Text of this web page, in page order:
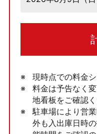
現時点での料金
料金は予告なく
地看板をご確認く
駐車場により営
外も入出庫日時